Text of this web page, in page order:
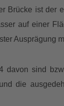
Brücke ist der
auf einer
Ausprägung
davon sind
die